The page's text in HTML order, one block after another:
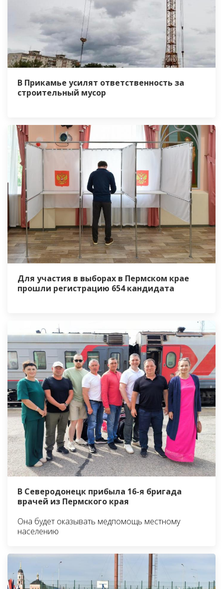
В Прикамье усилят ответственность за
строительный мусор
Для участия в выборах в Пермском крае
прошли регистрацию 654 кандидата
В Северодонецк прибыла 16-я бригада
врачей из Пермского края
Она будет оказывать медпомощь местному
населению